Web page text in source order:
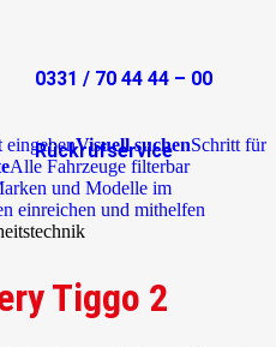
0331 / 70 44 44 – 00
Rückrufservice
Visuell suchenSchritt für
Alle Fahrzeuge filterbar
und Modelle im
einreichen und mithelfen
Tiggo 2